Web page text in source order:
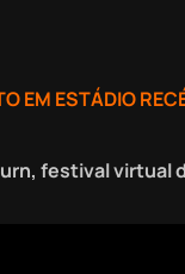
EM ESTÁDIO
festival virtual